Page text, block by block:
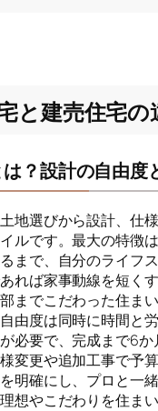
と建売住宅
？設計の自由度
地選びから設計、仕
ルです。最大の特徴
まで、自分のライフ
れば家事動線を短く
までこだわった住ま
由度は同時に時間と
必要で、完成まで6
変更や追加工事で予
明確にし、プロと一
想やこだわりを住ま